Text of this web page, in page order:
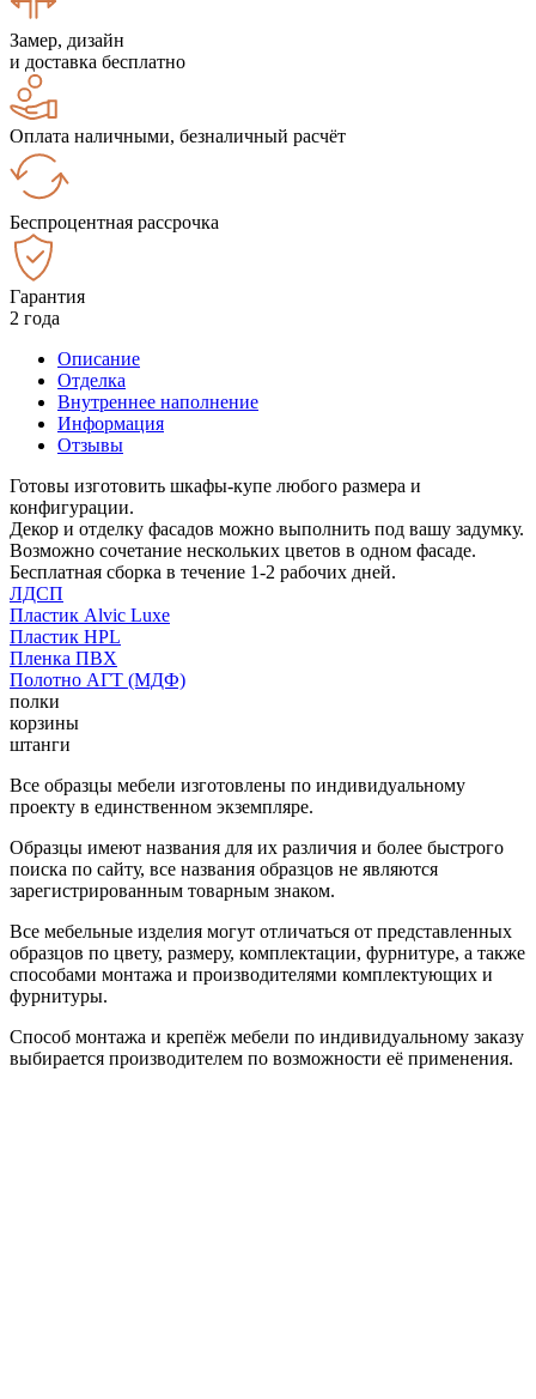
Замер, дизайн
и доставка бесплатно
Оплата наличными, безналичный расчёт
Беспроцентная рассрочка
Гарантия
2 года
Описание
Отделка
Внутреннее наполнение
Информация
Отзывы
Готовы изготовить шкафы-купе любого размера и
конфигурации.
Декор и отделку фасадов можно выполнить под вашу задумку.
Возможно сочетание нескольких цветов в одном фасаде.
Бесплатная сборка в течение 1-2 рабочих дней.
ЛДСП
Пластик Alvic Luxe
Пластик HPL
Пленка ПВХ
Полотно АГТ (МДФ)
полки
корзины
штанги
Все образцы мебели изготовлены по индивидуальному
проекту в единственном экземпляре.
Образцы имеют названия для их различия и более быстрого
поиска по сайту, все названия образцов не являются
зарегистрированным товарным знаком.
Все мебельные изделия могут отличаться от представленных
образцов по цвету, размеру, комплектации, фурнитуре, а также
способами монтажа и производителями комплектующих и
фурнитуры.
Способ монтажа и крепёж мебели по индивидуальному заказу
выбирается производителем по возможности её применения.